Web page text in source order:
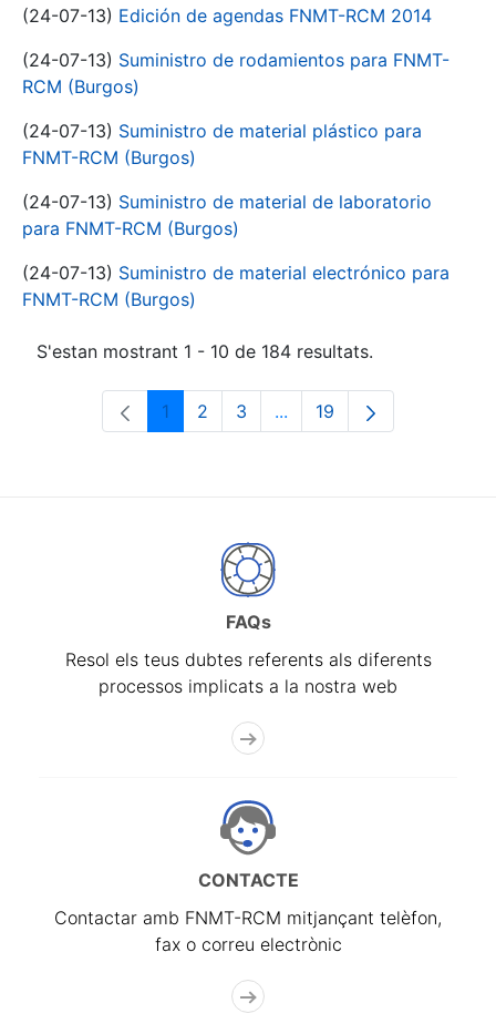
(24-07-13) Edición de agendas FNMT-RCM 2014
(24-07-13) Suministro de rodamientos para FNMT-
RCM (Burgos)
(24-07-13) Suministro de material plástico para
FNMT-RCM (Burgos)
(24-07-13) Suministro de material de laboratorio
para FNMT-RCM (Burgos)
(24-07-13) Suministro de material electrónico para
FNMT-RCM (Burgos)
S'estan mostrant 1 - 10 de 184 resultats.
Pàgina
1 Pàgina
2 Pàgina
3 ...Pàgines intermèdies
Pàgina
19
FAQs
Resol els teus dubtes referents als diferents
processos implicats a la nostra web
CONTACTE
Contactar amb FNMT-RCM mitjançant telèfon,
fax o correu electrònic